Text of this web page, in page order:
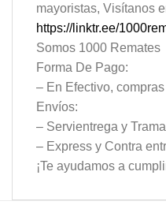
mayoristas, Visítanos
https://linktr.ee/
Somos 1000 Remates
Forma De Pago:
– En Efectivo,
Envíos:
– Servientrega y
– Express y Contra
¡Te ayudamos a